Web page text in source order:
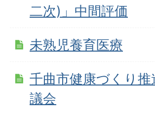
二次)」中間評価
未熟児養育医療
千曲市健康づくり推
議会